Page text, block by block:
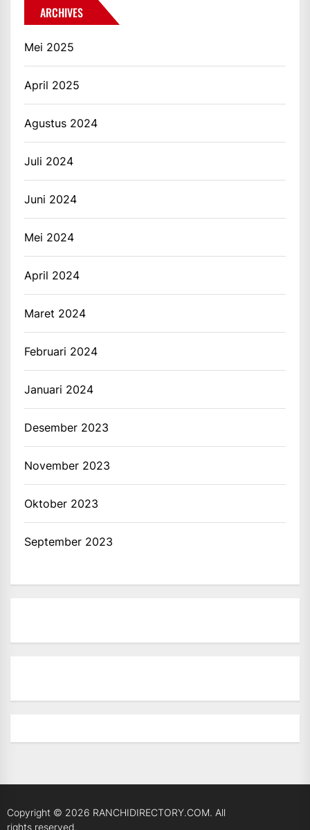
ARCHIVES
Mei 2025
April 2025
Agustus 2024
Juli 2024
Juni 2024
Mei 2024
April 2024
Maret 2024
Februari 2024
Januari 2024
Desember 2023
November 2023
Oktober 2023
September 2023
Copyright © 2026 RANCHIDIRECTORY.COM. All
rights reserved.